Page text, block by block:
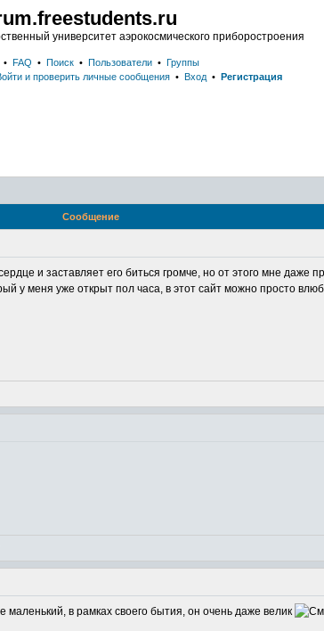
университет аэрокосмического приборостроения
FAQ • Поиск• Пользователи• Группы
и проверить личные сообщения • Вход • Регистрация
Сообщение
и заставляет его биться громче, но от этого мне
у меня уже открыт пол часа, в этот сайт можно просто
маленький, в рамках своего бытия, он очень даже велик